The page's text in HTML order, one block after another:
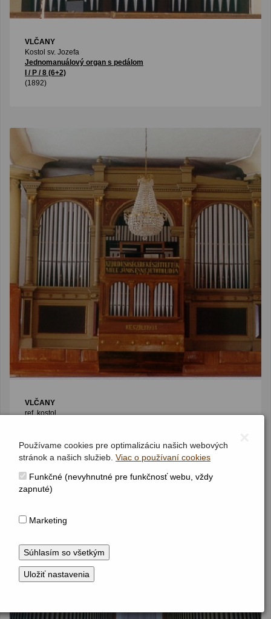
VLČANY
Kostol sv. Jozefa
Jednomanuálový organ s pedálom
I / P / 8 (6+2)
(1892)
VLČANY
ref. kostol
(1901)
Používame cookies pre optimalizáciu našich webových
stránok a našich služieb. Viac o používaní cookies
Funkčné (nevyhnutné pre funkčnosť webu, vždy
zapnuté)
Marketing